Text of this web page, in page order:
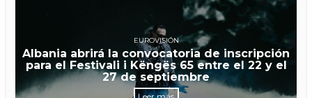
EUROVISIÓN
Albania abrirá la convocatoria de inscripción
para el Festivali i Këngës 65 entre el 22 y el
27 de septiembre